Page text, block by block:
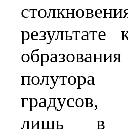
градусов,
лишь в